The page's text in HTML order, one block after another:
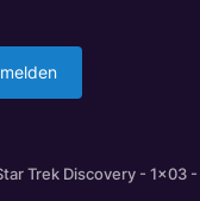
Trek Discovery - 1x03